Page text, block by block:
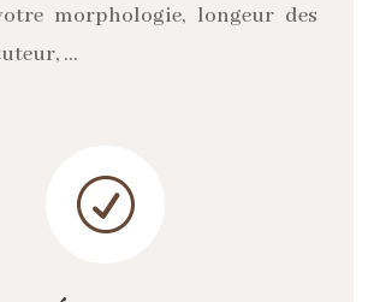
morphologie, longeur des
…
R